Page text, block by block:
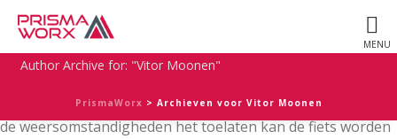
Author Archive for: "Vitor Moonen"
PrismaWorx > Archieven voor Vitor Moonen
Het ‘wagenpark’ van PrismaWorx is met ingang van deze
week 20 nieuwe fietsen rijker! De fietsen zijn voorzien van
een PrismaWorx logo en worden beschikbaar gesteld aan
zakelijk. Wanneer de woon-werk afstand acceptabel is en
de weersomstandigheden het toelaten kan de fiets worden